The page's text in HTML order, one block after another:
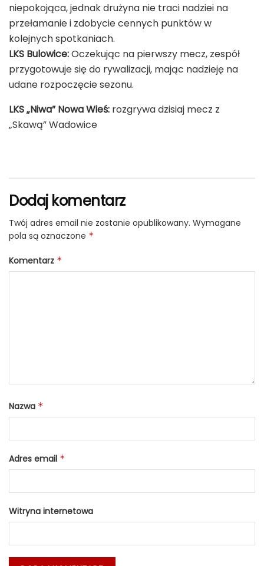
niepokojąca, jednak drużyna nie traci nadziei na
przełamanie i zdobycie cennych punktów w
kolejnych spotkaniach.
LKS Bulowice:Oczekując na pierwszy mecz, zespół
przygotowuje się do rywalizacji, mając nadzieję na
udane rozpoczęcie sezonu.
LKS „Niwa” Nowa Wieś: rozgrywa dzisiaj mecz z
„Skawą” Wadowice
Dodaj komentarz
Twój adres email nie zostanie opublikowany. Wymagane
pola są oznaczone *
Komentarz *
Nazwa *
Adres email *
Witryna internetowa